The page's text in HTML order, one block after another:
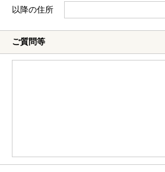
以降の住所
ご質問等